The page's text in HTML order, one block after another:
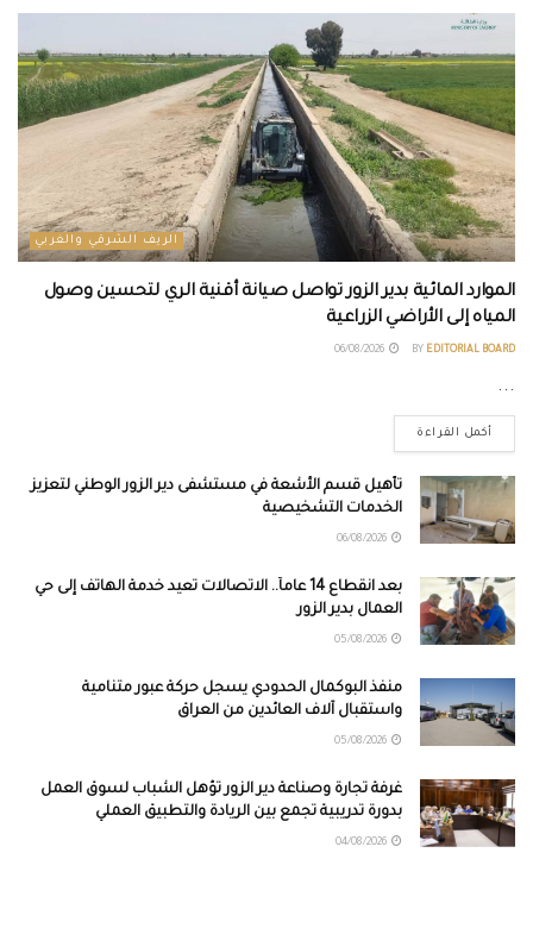
الريف الشرقي والغربي
الموارد المائية بدير الزور تواصل صيانة أقنية الري لتحسين وصول
المياه إلى الأراضي الزراعية
BY EDITORIAL BOARD
...
أكمل القراءة
تأهيل قسم الأشعة في مستشفى دير الزور الوطني لتعزيز
الخدمات التشخيصية
بعد انقطاع 14 عاماً.. الاتصالات تعيد خدمة الهاتف إلى حي
العمال بدير الزور
منفذ البوكمال الحدودي يسجل حركة عبور متنامية
واستقبال آلاف العائدين من العراق
غرفة تجارة وصناعة دير الزور تؤهل الشباب لسوق العمل
بدورة تدريبية تجمع بين الريادة والتطبيق العملي